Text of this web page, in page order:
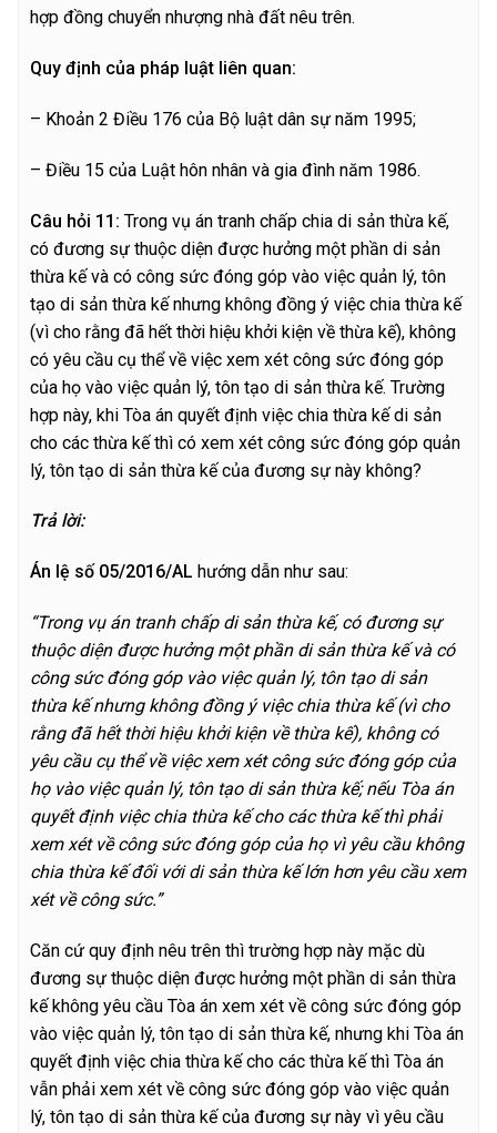
hợp đồng chuyển nhượng nhà đất nêu trên.
Quy định của pháp luật liên quan:
– Khoản 2 Điều 176 của Bộ luật dân sự năm 1995;
– Điều 15 của Luật hôn nhân và gia đình năm 1986.
Câu hỏi 11: Trong vụ án tranh chấp chia di sản thừa kế,
có đương sự thuộc diện được hưởng một phần di sản
thừa kế và có công sức đóng góp vào việc quản lý, tôn
tạo di sản thừa kế nhưng không đồng ý việc chia thừa kế
(vì cho rằng đã hết thời hiệu khởi kiện về thừa kế), không
có yêu cầu cụ thể về việc xem xét công sức đóng góp
của họ vào việc quản lý, tôn tạo di sản thừa kế. Trường
hợp này, khi Tòa án quyết định việc chia thừa kế di sản
cho các thừa kế thì có xem xét công sức đóng góp quản
lý, tôn tạo di sản thừa kế của đương sự này không?
Trả lời:
Án lệ số 05/2016/AL hướng dẫn như sau:
“Trong vụ án tranh chấp di sản thừa kế, có đương sự
thuộc diện được hưởng một phần di sản thừa kế và có
công sức đóng góp vào việc quản lý, tôn tạo di sản
thừa kế nhưng không đồng ý việc chia thừa kế (vì cho
rằng đã hết thời hiệu khởi kiện về thừa kế), không có
yêu cầu cụ thể về việc xem xét công sức đóng góp của
họ vào việc quản lý, tôn tạo di sản thừa kế; nếu Tòa án
quyết định việc chia thừa kế cho các thừa kế thì phải
xem xét về công sức đóng góp của họ vì yêu cầu không
chia thừa kế đối với di sản thừa kế lớn hơn yêu cầu xem
xét về công sức.”
Căn cứ quy định nêu trên thì trường hợp này mặc dù
đương sự thuộc diện được hưởng một phần di sản thừa
kế không yêu cầu Tòa án xem xét về công sức đóng góp
vào việc quản lý, tôn tạo di sản thừa kế, nhưng khi Tòa án
quyết định việc chia thừa kế cho các thừa kế thì Tòa án
vẫn phải xem xét về công sức đóng góp vào việc quản
lý, tôn tạo di sản thừa kế của đương sự này vì yêu cầu